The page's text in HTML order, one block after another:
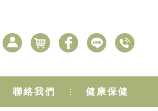
聯絡我們 健康保健